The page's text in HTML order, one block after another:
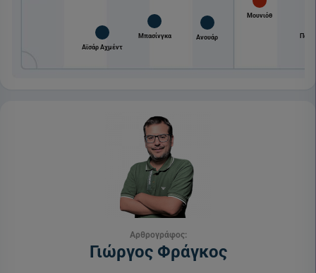
Αϊσάρ Αχμέντ
Μπασίνγκα Ανουάρ
Μουνιόθ
Αρθρογράφος:
Γιώργος Φράγκος